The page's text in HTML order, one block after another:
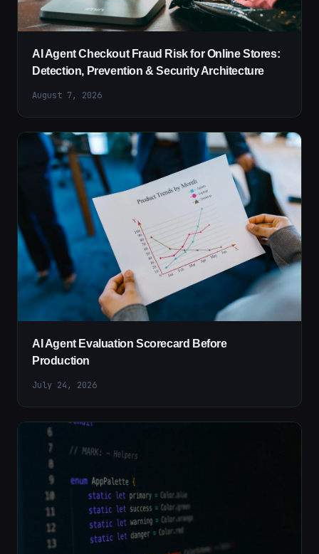
AI Agent Checkout Fraud Risk for Online Stores:
Detection, Prevention & Security Architecture
August 7, 2026
AI Agent Evaluation Scorecard Before
Production
July 24, 2026